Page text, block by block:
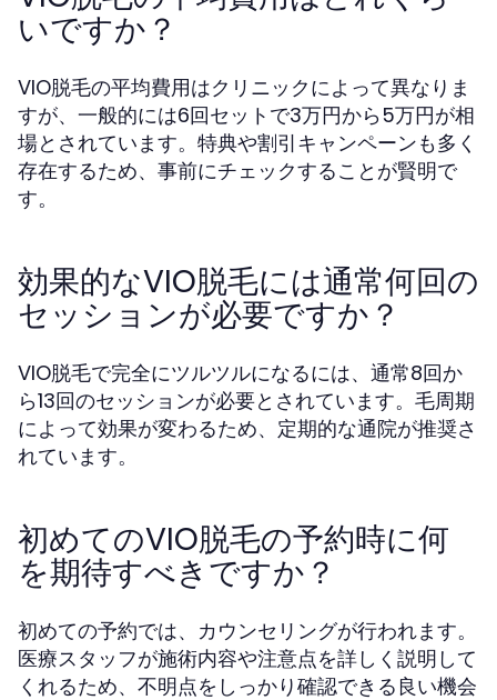
いですか？
VIO脱毛の平均費用はクリニックによって異なりま
すが、一般的には6回セットで3万円から5万円が相
場とされています。特典や割引キャンペーンも多く
存在するため、事前にチェックすることが賢明で
す。
効果的なVIO脱毛には通常何回の
セッションが必要ですか？
VIO脱毛で完全にツルツルになるには、通常8回か
ら13回のセッションが必要とされています。毛周期
によって効果が変わるため、定期的な通院が推奨さ
れています。
初めてのVIO脱毛の予約時に何
を期待すべきですか？
初めての予約では、カウンセリングが行われます。
医療スタッフが施術内容や注意点を詳しく説明して
くれるため、不明点をしっかり確認できる良い機会